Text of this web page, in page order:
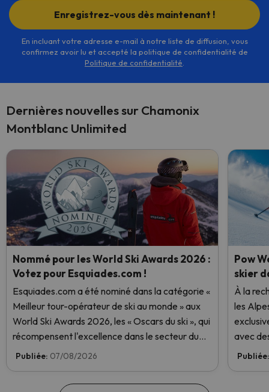
Enregistrez-vous dès maintenant !
En incluant votre adresse e-mail à notre liste de diffusion, vous
confirmez avoir lu et accepté la politique de confidentialité de
Politique de confidentialité
Dernières nouvelles sur Chamonix
Montblanc Unlimited
Nommé pour les World Ski Awards 2026 :
Votez pour Esquiades.com !
Esquiades.com a été nominé dans la catégorie «
Meilleur tour-opérateur de ski au monde » aux
World Ski Awards 2026, les « Oscars du ski », qui
récompensent l'excellence dans le secteur du
ski. Votez dès maintenant et aidez-nous à
Publiée: 07/08/2026
Pow
skier
À la
les
avec